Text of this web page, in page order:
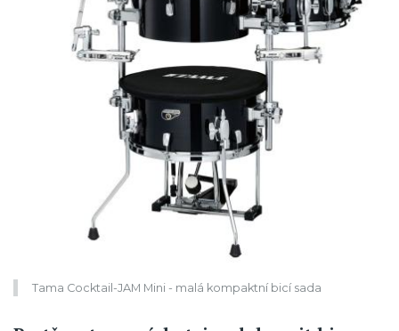
Tama Cocktail-JAM Mini - malá kompaktní bicí sada